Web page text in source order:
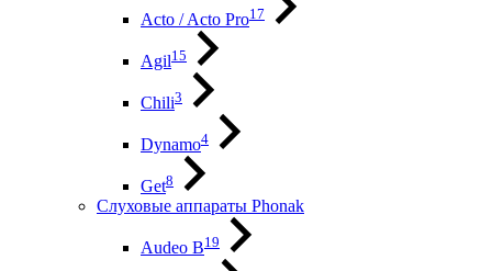
Acto / Acto Pro17
Agil15
Chili3
Dynamo4
Get8
Слуховые аппараты Phonak
Audeo B19